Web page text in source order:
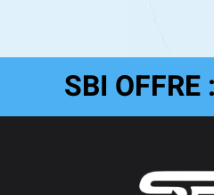
SBI OFFRE :